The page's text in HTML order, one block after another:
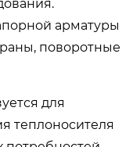
арматуры
поворотные
для
теплоносителя